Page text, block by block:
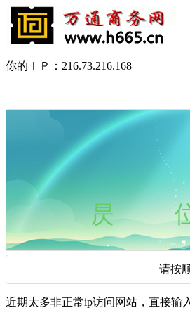
你的ＩＰ：216.73.216.168
请按
近期太多非正常ip访问网站，直接输